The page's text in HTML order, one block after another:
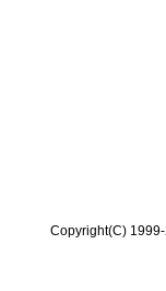
Copyright(C)